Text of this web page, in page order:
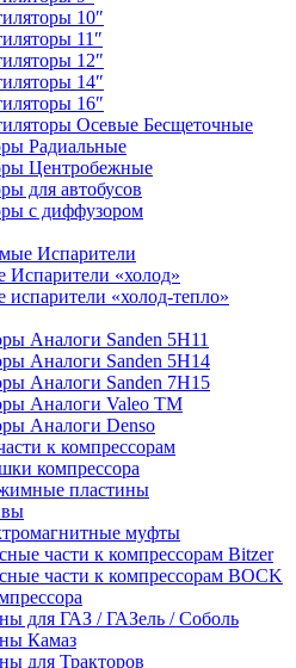
10″
11″
12″
14″
16″
Осевые Бесщеточные
Радиальные
Центробежные
для автобусов
с диффузором
Испарители
Испарители «холод»
испарители «холод-тепло»
Аналоги Sanden 5H11
Аналоги Sanden 5H14
Аналоги Sanden 7H15
Аналоги Valeo ТМ
Аналоги Denso
к компрессорам
компрессора
пластины
муфты
части к компрессорам Bitzer
части к компрессорам BOCK
для ГАЗ / ГАЗель / Соболь
Камаз
для Тракторов